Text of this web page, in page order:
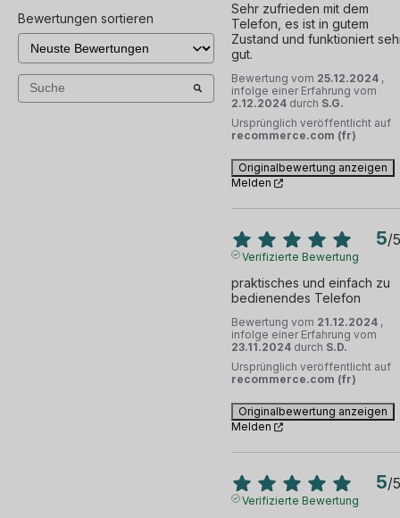
Bewertungen sortieren
Sehr zufrieden mit dem
Telefon, es ist in gutem
Zustand und funktioniert
gut.
Bewertung vom 25.12.2024 ,
infolge einer Erfahrung vom
2.12.2024 durch S.G.
Ursprünglich veröffentlicht auf
recommerce.com (fr)
Originalbewertung anzeigen
Melden
5/5
Verifizierte Bewertung
praktisches und einfach zu
bedienendes Telefon
Bewertung vom 21.12.2024 ,
infolge einer Erfahrung vom
23.11.2024 durch S.D.
Ursprünglich veröffentlicht auf
recommerce.com (fr)
Originalbewertung anzeigen
Melden
5/5
Verifizierte Bewertung